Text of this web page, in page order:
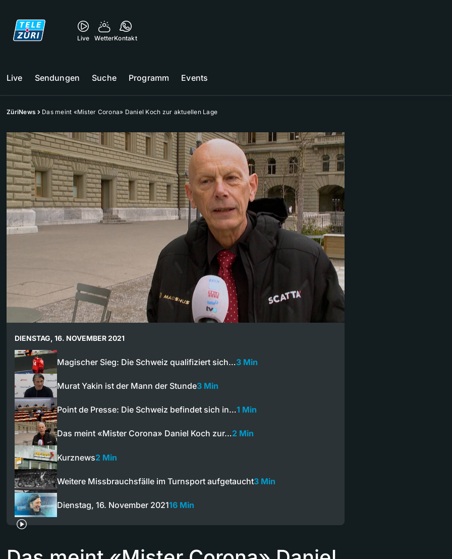
Live WetterKontakt
Live Sendungen Suche Programm Events
ZüriNews Das meint «Mister Corona» Daniel Koch zur aktuellen Lage
DIENSTAG, 16. NOVEMBER 2021
Magischer Sieg: Die Schweiz qualifiziert sich…3 Min
Murat Yakin ist der Mann der Stunde3 Min
Point de Presse: Die Schweiz befindet sich in…1 Min
Das meint «Mister Corona» Daniel Koch zur…2 Min
Kurznews2 Min
Weitere Missbrauchsfälle im Turnsport aufgetaucht3 Min
Dienstag, 16. November 202116 Min